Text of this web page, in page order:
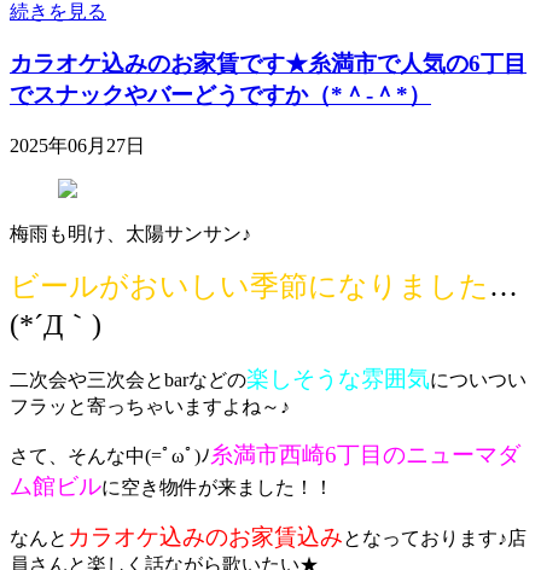
続きを見る
カラオケ込みのお家賃です★糸満市で人気の6丁目
でスナックやバーどうですか（*＾-＾*）
2025年06月27日
梅雨も明け、太陽サンサン♪
ビールがおいしい季節になりました …
(*´Д｀)
二次会や三次会とbarなどの楽しそうな雰囲気についつい
フラッと寄っちゃいますよね～♪
さて、そんな中(=ﾟωﾟ)ﾉ糸満市西崎6丁目のニューマダ
ム館ビルに空き物件が来ました！！
なんと カラオケ込みのお家賃込みとなっております♪店
員さんと楽しく話ながら歌いたい★